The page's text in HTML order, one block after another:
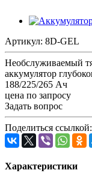
Артикул: 8D-GEL
Необслуживаемый
аккумулятор
188/225/265 Ач
цена по запросу
Задать вопрос
Поделиться ссылкой:
Характеристики